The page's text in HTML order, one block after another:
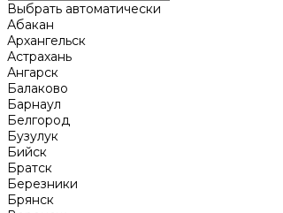
Выбрать автоматически
Абакан
Архангельск
Астрахань
Ангарск
Балаково
Барнаул
Белгород
Бузулук
Бийск
Братск
Березники
Брянск